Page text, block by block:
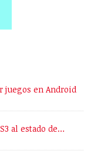
juegos en Android
al estado de…